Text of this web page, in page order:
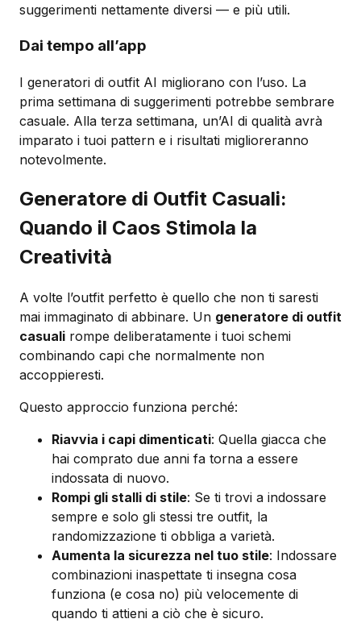
suggerimenti nettamente diversi — e più utili.
Dai tempo all’app
I generatori di outfit AI migliorano con l’uso. La
prima settimana di suggerimenti potrebbe sembrare
casuale. Alla terza settimana, un’AI di qualità avrà
imparato i tuoi pattern e i risultati miglioreranno
notevolmente.
Generatore di Outfit Casuali:
Quando il Caos Stimola la
Creatività
A volte l’outfit perfetto è quello che non ti saresti
mai immaginato di abbinare. Un generatore di outfit
casuali rompe deliberatamente i tuoi schemi
combinando capi che normalmente non
accoppieresti.
Questo approccio funziona perché:
Riavvia i capi dimenticati: Quella giacca che
hai comprato due anni fa torna a essere
indossata di nuovo.
Rompi gli stalli di stile: Se ti trovi a indossare
sempre e solo gli stessi tre outfit, la
randomizzazione ti obbliga a varietà.
Aumenta la sicurezza nel tuo stile: Indossare
combinazioni inaspettate ti insegna cosa
funziona (e cosa no) più velocemente di
quando ti attieni a ciò che è sicuro.